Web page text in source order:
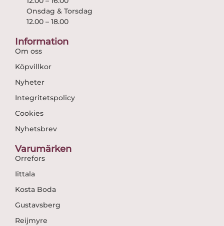
Onsdag & Torsdag
12.00 – 18.00
Information
Om oss
Köpvillkor
Nyheter
Integritetspolicy
Cookies
Nyhetsbrev
Varumärken
Orrefors
Iittala
Kosta Boda
Gustavsberg
Reijmyre